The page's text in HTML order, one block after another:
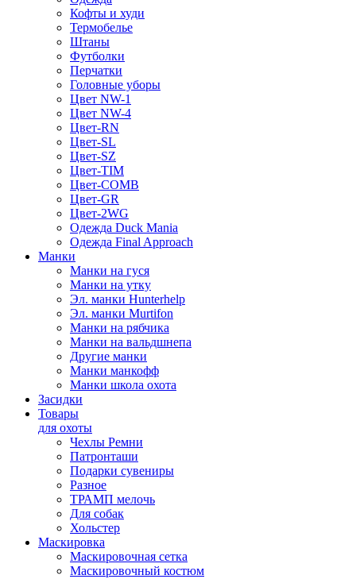
Кофты и худи
Термобелье
Штаны
Футболки
Перчатки
Головные уборы
Цвет NW-1
Цвет NW-4
Цвет-RN
Цвет-SL
Цвет-SZ
Цвет-TIM
Цвет-COMB
Цвет-GR
Цвет-2WG
Одежда Duck Mania
Одежда Final Approach
Манки
Манки на гуся
Манки на утку
Эл. манки Hunterhelp
Эл. манки Murtifon
Манки на рябчика
Манки на вальдшнепа
Другие манки
Манки манкофф
Манки школа охота
Засидки
Товары
для охоты
Чехлы Ремни
Патронташи
Подарки сувениры
Разное
ТРАМП мелочь
Для собак
Хольстер
Маскировка
Маскировочная сетка
Маскировочный костюм